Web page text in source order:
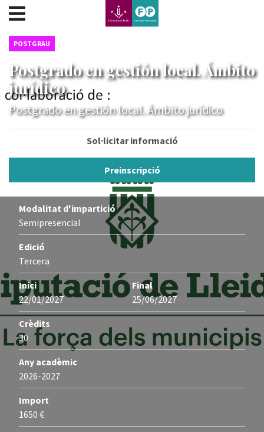
???label.access.jump.content???
???label.access.jump.header???
???label.access.jump.footer???
???label.access.jump.menu???
POSTGRAU
Postgrado en gestión local. Ámbito
jurídico
Postgrado en gestión local. Ámbito jurídico
Sol·licitar informació
Preinscripció
Modalitat d'impartició
Semipresencial
Edició
Tercera
Inici
22/01/2027
Final
25/06/2027
Crèdits
30
Any acadèmic
2026-2027
Import
1650 €